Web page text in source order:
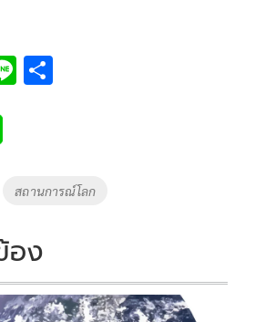
Li
สถานการณ์โลก
อง